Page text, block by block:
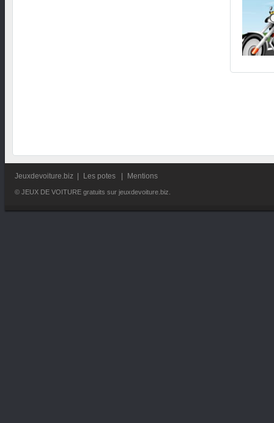
Jeuxdevoiture.biz Les potes Mentions
© JEUX DE VOITURE gratuits sur jeuxdevoiture.biz.